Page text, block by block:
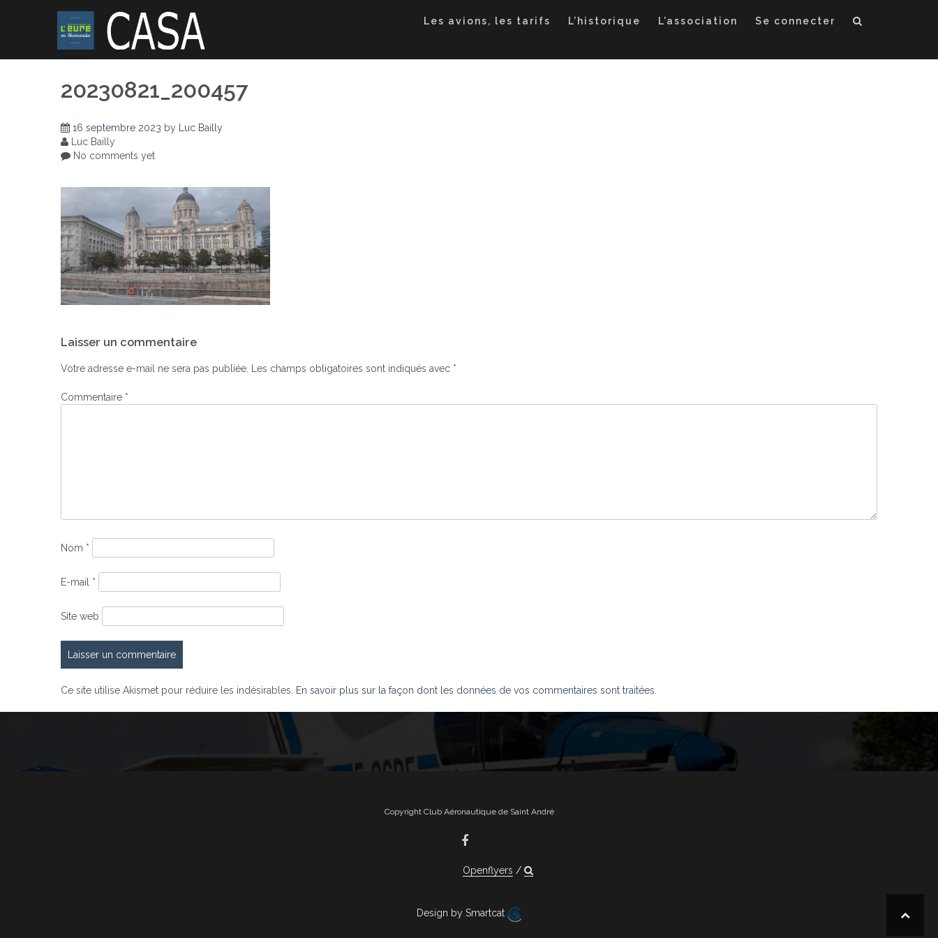
Les avions, les tarifs L’historique L’association Se connecter
20230821_200457
16 septembre 2023 by
Luc Bailly
Luc Bailly
No comments yet
de
l’article
Laisser un commentaire
Votre adresse e-mail ne sera pas publiée. Les champs obligatoires sont indiqués avec *
Commentaire *
Nom *
E-mail *
Site web
Ce site utilise Akismet pour réduire les indésirables. En savoir plus sur la façon dont les données de vos commentaires sont traitées.
Copyright Club Aéronautique de Saint André
Openflyers
Design by Smartcat